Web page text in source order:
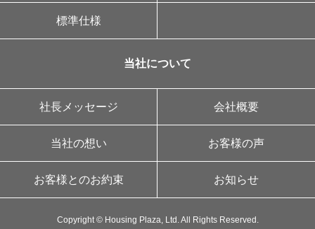
標準仕様
当社について
社長メッセージ 会社概要
当社の想い お客様の声
お客様とのお約束 お知らせ
Copyright © Housing Plaza, Ltd. All Rights Reserved.